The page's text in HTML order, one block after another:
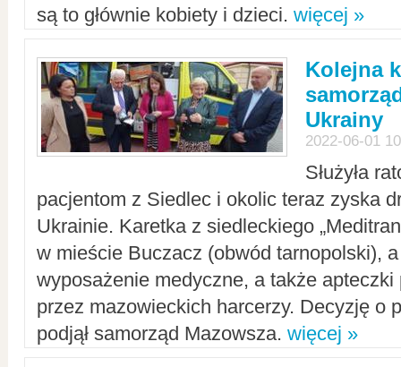
są to głównie kobiety i dzieci. więcej »
Kolejna
Ukrainy
2022-06-01
Służyła
pacjentom z Siedlec i okolic teraz zyska
Ukrainie. Karetka z siedleckiego
w mieście Buczacz (obwód tarnopolski),
wyposażenie medyczne, a także apteczki
przez mazowieckich harcerzy. Decyzję o
podjął samorząd Mazowsza. więcej »